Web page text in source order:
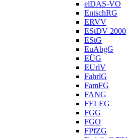
elDAS-VO
EntschRG
ERVV
EStDV 2000
EStG
EuAbgG
EÜG
EUrlV
FahrlG
FamFG
FANG
FELEG
FGG
FGO
FPfZG